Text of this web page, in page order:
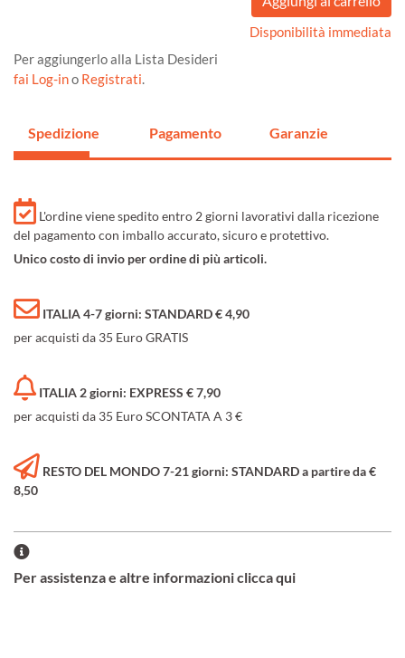
Disponibilità immediata
Per aggiungerlo alla Lista Desideri
fai Log-ino Registrati.
Spedizione Pagamento Garanzie
L'ordine viene spedito entro 2 giorni lavorativi dalla ricezione
del pagamento con imballo accurato, sicuro e protettivo.
Unico costo di invio per ordine di più articoli.
ITALIA 4-7 giorni: STANDARD € 4,90
per acquisti da 35 Euro GRATIS
ITALIA 2 giorni: EXPRESS € 7,90
per acquisti da 35 Euro SCONTATA A 3 €
RESTO DEL MONDO 7-21 giorni: STANDARD a partire da €
8,50
Per assistenza e altre informazioni clicca qui